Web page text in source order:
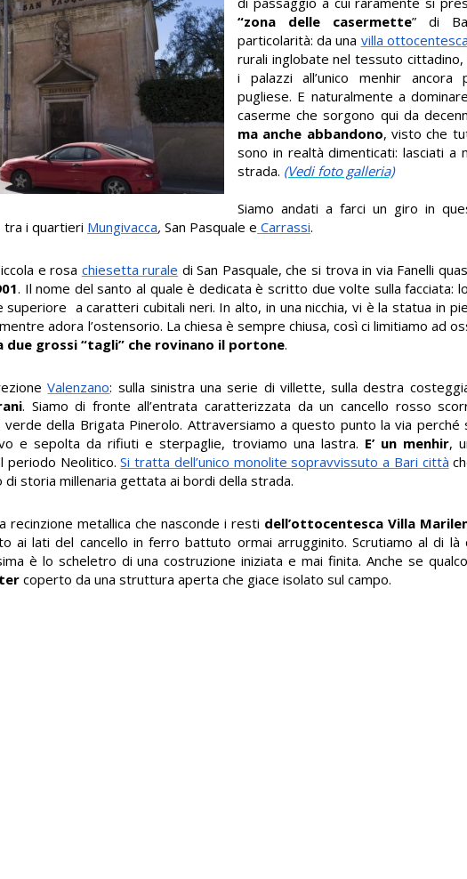
“zona delle casermette” di
particolarità: da una villa ottocentesca
rurali inglobate nel tessuto cittadino,
i palazzi all’unico menhir ancora
pugliese. E naturalmente a
caserme che sorgono qui da
ma anche abbandono, visto che
sono in realtà dimenticati: lasciati a
strada. (Vedi foto galleria)
Siamo andati a farci un giro in
tra i quartieri Mungivacca, San Pasquale e Carrassi.
e rosa chiesetta rurale di San Pasquale, che si trova in via Fanelli
. Il nome del santo al quale è dedicata è scritto due volte sulla facciata:
superiore a caratteri cubitali neri. In alto, in una nicchia, vi è la statua in
adora l’ostensorio. La chiesa è sempre chiusa, così ci limitiamo ad
grossi “tagli” che rovinano il portone.
Valenzano: sulla sinistra una serie di villette, sulla destra
. Siamo di fronte all’entrata caratterizzata da un cancello rosso
della Brigata Pinerolo. Attraversiamo a questo punto la via perché
e sepolta da rifiuti e sterpaglie, troviamo una lastra. E’ un menhir,
periodo Neolitico.Si tratta dell’unico monolite sopravvissuto a Bari città
di storia millenaria gettata ai bordi della strada.
recinzione metallica che nasconde i resti dell’ottocentesca Villa
ai lati del cancello in ferro battuto ormai arrugginito. Scrutiamo al di là
è lo scheletro di una costruzione iniziata e mai finita. Anche se
coperto da una struttura aperta che giace isolato sul campo.